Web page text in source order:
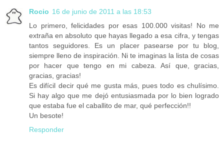
Rocio 16 de junio de 2011 a las 18:53
Lo primero, felicidades por esas 100.000 visitas! No me
extraña en absoluto que hayas llegado a esa cifra, y tengas
tantos seguidores. Es un placer pasearse por tu blog,
siempre lleno de inspiración. Ni te imaginas la lista de cosas
por hacer que tengo en mi cabeza. Así que, gracias,
gracias, gracias!
Es difícil decir qué me gusta más, pues todo es chulísimo.
Si hay algo que me dejó entusiasmada por lo bien logrado
que estaba fue el caballito de mar, qué perfección!!
Un besote!
Responder